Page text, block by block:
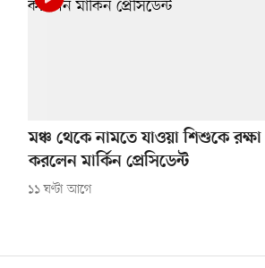
মঞ্চ থেকে নামতে যাওয়া শিশুকে রক্ষা
করলেন মার্কিন প্রেসিডেন্ট
১১ ঘণ্টা আগে